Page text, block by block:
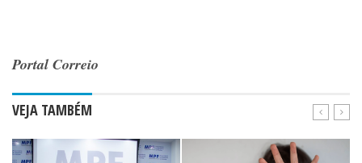
Portal Correio
VEJA TAMBÉM